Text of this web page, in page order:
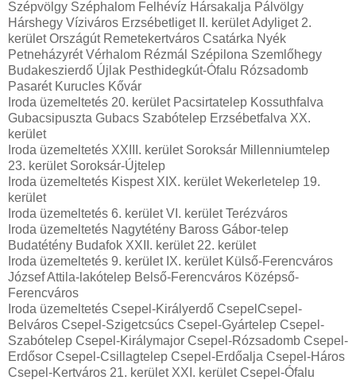
Szépvölgy Széphalom Felhévíz Hársakalja Pálvölgy
Hárshegy Víziváros Erzsébetliget II. kerület Adyliget 2.
kerület Országút Remetekertváros Csatárka Nyék
Petneházyrét Vérhalom Rézmál Szépilona Szemlőhegy
Budakeszierdő Újlak Pesthidegkút-Ófalu Rózsadomb
Pasarét Kurucles Kővár
Iroda üzemeltetés 20. kerület Pacsirtatelep Kossuthfalva
Gubacsipuszta Gubacs Szabótelep Erzsébetfalva XX.
kerület
Iroda üzemeltetés XXIII. kerület Soroksár Millenniumtelep
23. kerület Soroksár-Újtelep
Iroda üzemeltetés Kispest XIX. kerület Wekerletelep 19.
kerület
Iroda üzemeltetés 6. kerület VI. kerület Terézváros
Iroda üzemeltetés Nagytétény Baross Gábor-telep
Budatétény Budafok XXII. kerület 22. kerület
Iroda üzemeltetés 9. kerület IX. kerület Külső-Ferencváros
József Attila-lakótelep Belső-Ferencváros Középső-
Ferencváros
Iroda üzemeltetés Csepel-Királyerdő CsepelCsepel-
Belváros Csepel-Szigetcsúcs Csepel-Gyártelep Csepel-
Szabótelep Csepel-Királymajor Csepel-Rózsadomb Csepel-
Erdősor Csepel-Csillagtelep Csepel-Erdőalja Csepel-Háros
Csepel-Kertváros 21. kerület XXI. kerület Csepel-Ófalu